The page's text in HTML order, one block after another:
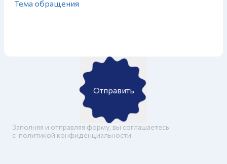
Отправить
Заполняя и отправляя форму, вы соглашаетесь
c политикой конфиденциальности